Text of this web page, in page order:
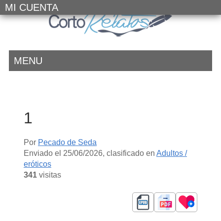
MI CUENTA
MENU
1
Por Pecado de Seda
Enviado el 25/06/2026, clasificado en Adultos /
eróticos
341visitas